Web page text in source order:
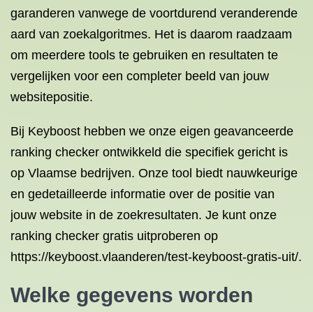
garanderen vanwege de voortdurend veranderende
aard van zoekalgoritmes. Het is daarom raadzaam
om meerdere tools te gebruiken en resultaten te
vergelijken voor een completer beeld van jouw
websitepositie.
Bij Keyboost hebben we onze eigen geavanceerde
ranking checker ontwikkeld die specifiek gericht is
op Vlaamse bedrijven. Onze tool biedt nauwkeurige
en gedetailleerde informatie over de positie van
jouw website in de zoekresultaten. Je kunt onze
ranking checker gratis uitproberen op
https://keyboost.vlaanderen/test-keyboost-gratis-uit/.
Welke gegevens worden